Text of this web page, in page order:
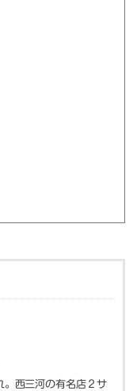
。西三河の有名店２サ